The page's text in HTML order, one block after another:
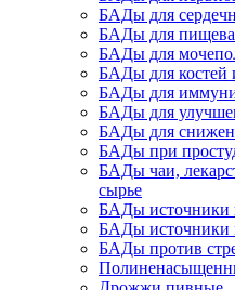
БАДы для
БАДы для
БАДы для
БАДы для костей
БАДы для
БАДы для
БАДы для
БАДы при
БАДы чаи,
сырье
БАДы источники
БАДы источники
БАДы против